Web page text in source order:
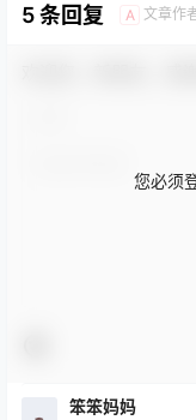
5 条回复 A 文章作
您必须
笨笨妈妈